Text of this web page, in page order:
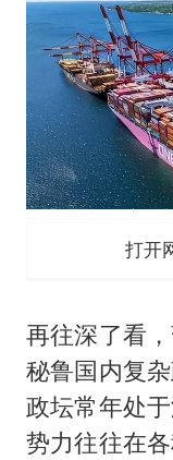
打开
再往深了看
秘鲁国内复
政坛常年处
势力往往在